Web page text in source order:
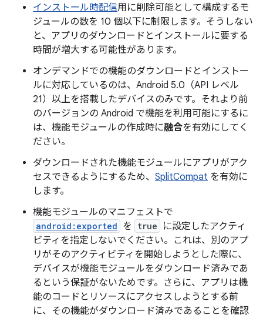
インストール時配信用に削除可能として構成するモ
ジュールの数を 10 個以下に制限します。そうしない
と、アプリのダウンロードとインストールに要する
時間が増大する可能性があります。
オンデマンドでの機能のダウンロードとインストー
ルに対応しているのは、Android 5.0（API レベル
21）以上を搭載したデバイスのみです。それより前
のバージョンの Android で機能を利用可能にするに
は、機能モジュールの作成時に融合を有効にしてく
ださい。
ダウンロードされた機能モジュールにアプリがアク
セスできるようにするため、 SplitCompat を有効に
します。
機能モジュールのマニフェストで
android:exported を true
に設定したアクティ
ビティを指定しないでください。これは、別のアプ
リがそのアクティビティを開始しようとした際に、
デバイスが機能モジュールをダウンロード済みであ
るという保証がないためです。さらに、アプリは機
能のコードとリソースにアクセスしようとする前
に、その機能がダウンロード済みであることを確認